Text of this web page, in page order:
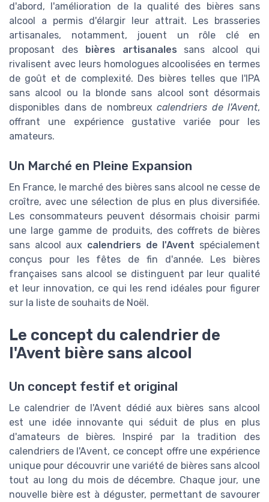
d'abord, l'amélioration de la qualité des bières sans
alcool a permis d'élargir leur attrait. Les brasseries
artisanales, notamment, jouent un rôle clé en
proposant des
bières artisanales sans alcool qui
rivalisent avec leurs homologues alcoolisées en termes
de goût et de complexité. Des bières telles que l'IPA
sans alcool ou la blonde sans alcool sont désormais
disponibles dans de nombreux calendriers de l'Avent,
offrant une expérience gustative variée pour les
amateurs.
Un Marché en Pleine Expansion
En France, le marché des bières sans alcool ne cesse de
croître, avec une sélection de plus en plus diversifiée.
Les consommateurs peuvent désormais choisir parmi
une large gamme de produits, des coffrets de bières
sans alcool aux calendriers de l'Avent spécialement
conçus pour les fêtes de fin d'année. Les bières
françaises sans alcool se distinguent par leur qualité
et leur innovation, ce qui les rend idéales pour figurer
sur la liste de souhaits de Noël.
Le concept du calendrier de
l'Avent bière sans alcool
Un concept festif et original
Le calendrier de l'Avent dédié aux bières sans alcool
est une idée innovante qui séduit de plus en plus
d'amateurs de bières. Inspiré par la tradition des
calendriers de l'Avent, ce concept offre une expérience
unique pour découvrir une variété de bières sans alcool
tout au long du mois de décembre. Chaque jour, une
nouvelle bière est à déguster, permettant de savourer